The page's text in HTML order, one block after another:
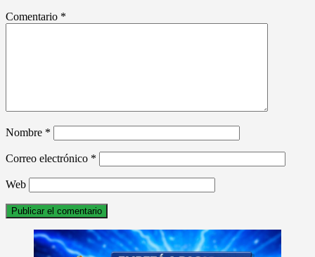
Comentario *
Nombre *
Correo electrónico *
Web